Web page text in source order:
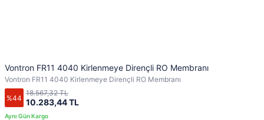
Vontron FR11 4040 Kirlenmeye Dirençli RO Membranı
Vontron FR11 4040 Kirlenmeye Dirençli RO Membranı
%44 10.283,44 TL
18.567,32 TL